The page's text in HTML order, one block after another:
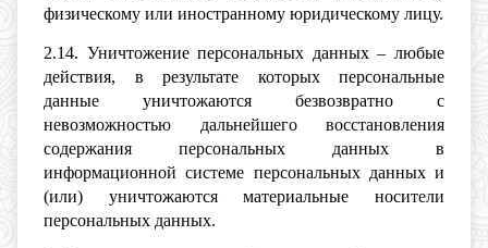
физическому или иностранному юридическому лицу.
2.14. Уничтожение персональных данных – любые
действия, в результате которых персональные
данные уничтожаются безвозвратно с
невозможностью дальнейшего восстановления
содержания персональных данных в
информационной системе персональных данных и
(или) уничтожаются материальные носители
персональных данных.